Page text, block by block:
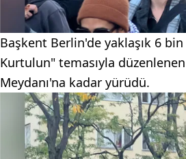
Başkent Berlin'de yaklaşık 6
Kurtulun" temasıyla
Meydanı'na kadar yürüdü.